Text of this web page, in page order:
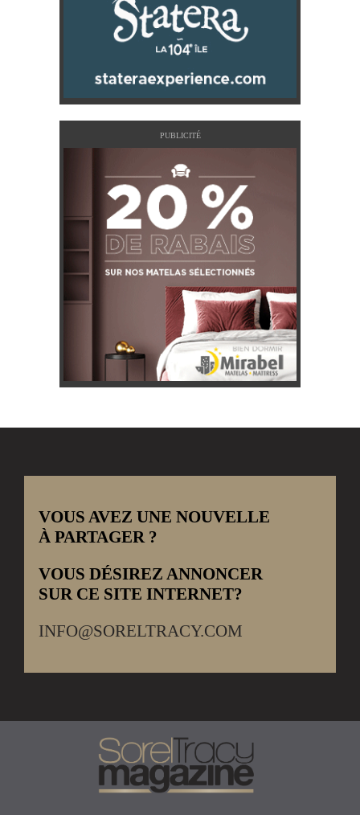
PUBLICITÉ
VOUS AVEZ UNE NOUVELLE
À PARTAGER ?
VOUS DÉSIREZ ANNONCER
SUR CE SITE INTERNET?
INFO@SORELTRACY.COM